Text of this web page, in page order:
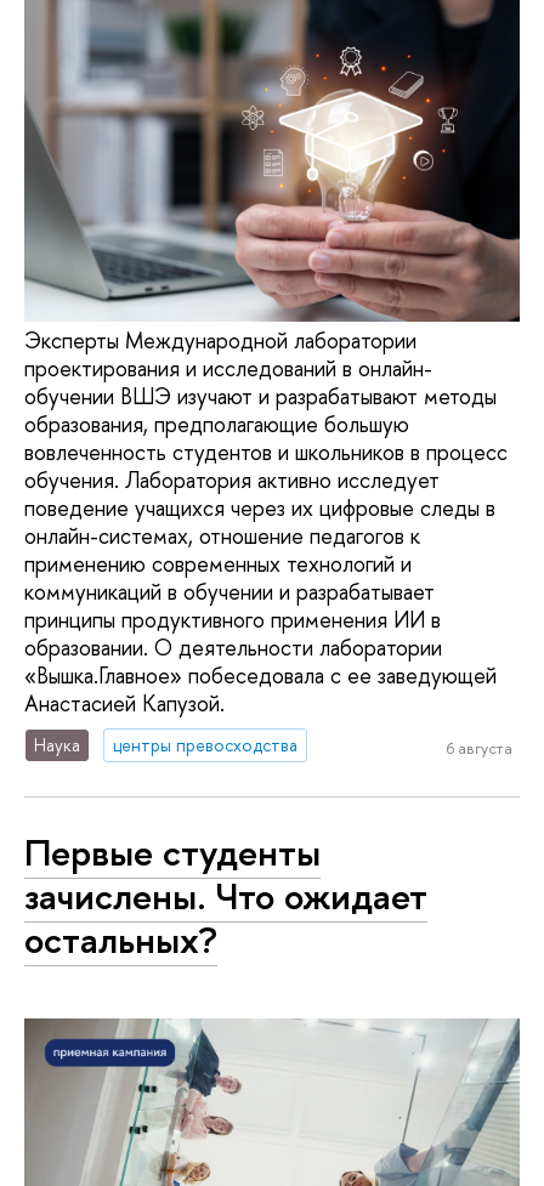
Эксперты Международной лаборатории
проектирования и исследований в онлайн-
обучении ВШЭ изучают и разрабатывают методы
образования, предполагающие большую
вовлеченность студентов и школьников в процесс
обучения. Лаборатория активно исследует
поведение учащихся через их цифровые следы в
онлайн-системах, отношение педагогов к
применению современных технологий и
коммуникаций в обучении и разрабатывает
принципы продуктивного применения ИИ в
образовании. О деятельности лаборатории
«Вышка.Главное» побеседовала с ее заведующей
Анастасией Капузой.
Наука центры превосходства 6 августа
Первые студенты
зачислены. Что ожидает
остальных?